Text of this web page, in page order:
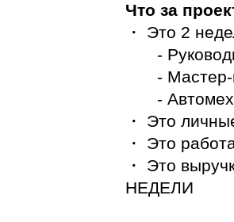
Что за
・ Это 2
-
-
-
・ Это
・ Это
・ Это
НЕДЕЛИ